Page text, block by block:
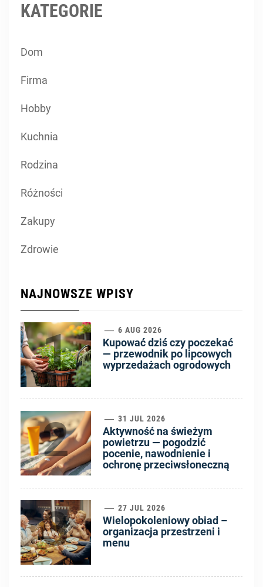
KATEGORIE
Dom
Firma
Hobby
Kuchnia
Rodzina
Różności
Zakupy
Zdrowie
NAJNOWSZE WPISY
1 6 AUG 2026
Kupować dziś czy poczekać
— przewodnik po lipcowych
wyprzedażach ogrodowych
2 31 JUL 2026
Aktywność na świeżym
powietrzu — pogodzić
pocenie, nawodnienie i
ochronę przeciwsłoneczną
3 27 JUL 2026
Wielopokoleniowy obiad –
organizacja przestrzeni i
menu